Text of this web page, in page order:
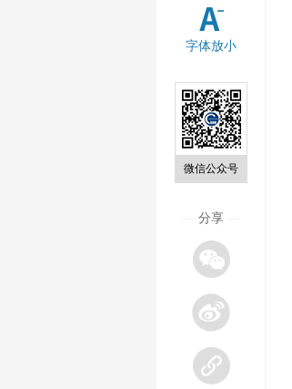
字体放小
微信公众号
分享